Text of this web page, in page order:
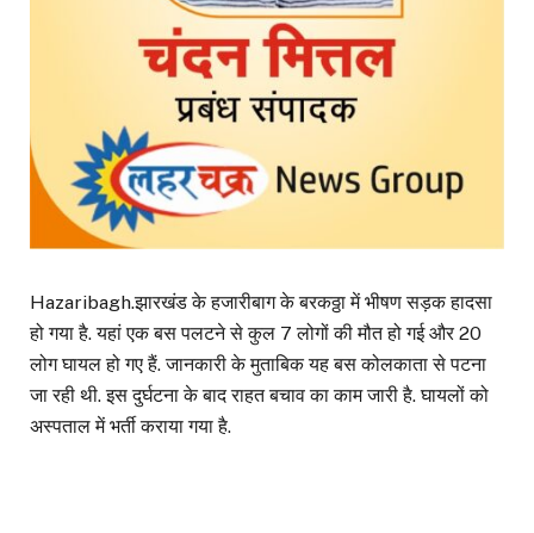
Hazaribagh.झारखंड के हजारीबाग के बरकठ्ठा में भीषण सड़क हादसा
हो गया है. यहां एक बस पलटने से कुल 7 लोगों की मौत हो गई और 20
लोग घायल हो गए हैं. जानकारी के मुताबिक यह बस कोलकाता से पटना
जा रही थी. इस दुर्घटना के बाद राहत बचाव का काम जारी है. घायलों को
अस्पताल में भर्ती कराया गया है.